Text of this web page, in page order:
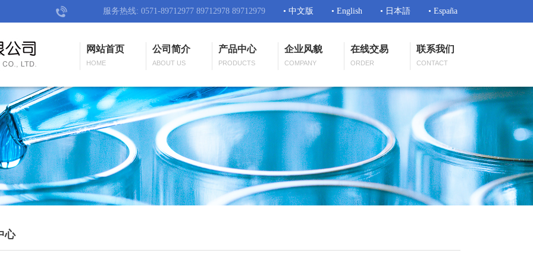
服务热线: 0571-89712977 89712978 89712979 • 中文版 • English • 日本語 • España
网站首页
HOME
公司简介
ABOUT US
产品中心
PRODUCTS
企业风貌
COMPANY
在线交易
ORDER
联系我们
CONTACT
心